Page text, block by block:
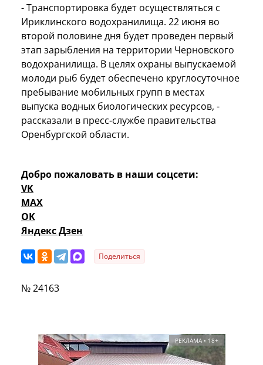
- Транспортировка будет осуществляться с
Ириклинского водохранилища. 22 июня во
второй половине дня будет проведен первый
этап зарыбления на территории Черновского
водохранилища. В целях охраны выпускаемой
молоди рыб будет обеспечено круглосуточное
пребывание мобильных групп в местах
выпуска водных биологических ресурсов, -
рассказали в пресс-службе правительства
Оренбургской области.
Добро пожаловать в наши соцсети:
VK
MAX
OK
Яндекс Дзен
Поделиться
№ 24163
РЕКЛАМА • 18+